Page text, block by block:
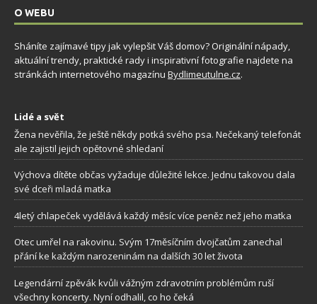
O WEBU
Sháníte zajímavé tipy jak vylepšit Váš domov? Originální nápady,
aktuální trendy, praktické rady i inspirativní fotografie najdete na
stránkách internetového magazínu Bydlimeutulne.cz.
Lidé a svět
Žena nevěřila, že ještě někdy potká svého psa. Nečekaný telefonát
ale zajistil jejich opětovné shledaní
Výchova dítěte občas vyžaduje důležité lekce. Jednu takovou dala
své dceři mladá matka
4letý chlapeček vydělává každý měsíc více peněz než jeho matka
Otec umřel na rakovinu. Svým 17měsíčním dvojčatům zanechal
přání ke každým narozeninám na dalších 30 let života
Legendární zpěvák kvůli vážným zdravotním problémům ruší
všechny koncerty. Nyní odhalil, co ho čeká